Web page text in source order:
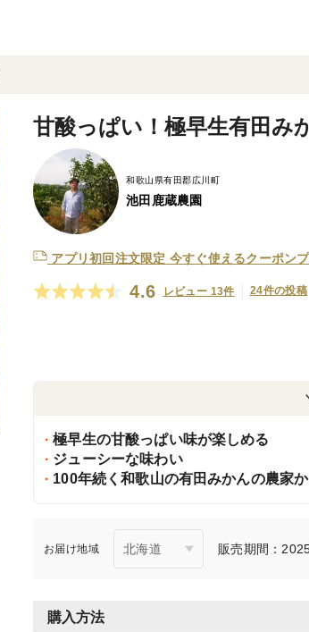
甘酸っぱい！極早生有田み
和歌山県有田郡広川町
池田鹿蔵農園
アプリ初回注文限定 今すぐ使えるクーポン
4.6 レビュー 13件 24件の投稿
極早生の甘酸っぱい味が楽しめる
ジューシーな味わい
100年続く和歌山の有田みかんの農家
お届け地域 販売期間：
購入方法